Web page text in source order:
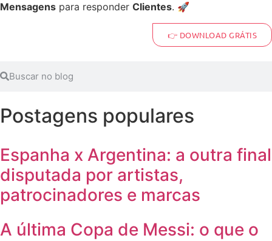
Mensagens para responder Clientes. 🚀
👉 DOWNLOAD GRÁTIS
Postagens populares
Espanha x Argentina: a outra final
disputada por artistas,
patrocinadores e marcas
A última Copa de Messi: o que o